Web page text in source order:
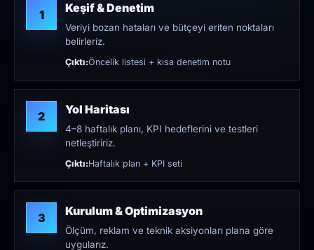
1 Keşif & Denetim
Veriyi bozan hataları ve bütçeyi eriten noktaları
belirleriz.
Çıktı:Öncelik listesi + kısa denetim notu
2 Yol Haritası
4–8 haftalık planı, KPI hedeflerini ve testleri
netleştiririz.
Çıktı:Haftalık plan + KPI seti
3 Kurulum & Optimizasyon
Ölçüm, reklam ve teknik aksiyonları plana göre
uygularız.